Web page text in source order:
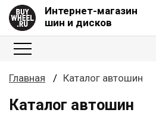
Интернет-магазин
шин и дисков
Главная Каталог автошин
Каталог автошин